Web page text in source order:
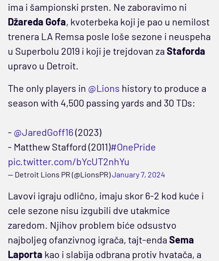
ima i šampionski prsten. Ne zaboravimo ni
Džareda Gofa, kvoterbeka koji je pao u nemilost
trenera LA Remsa posle loše sezone i neuspeha
u Superbolu 2019 i koji je trejdovan za Staforda
upravo u Detroit.
The only players in @Lions history to produce a
season with 4,500 passing yards and 30 TDs:
- @JaredGoff16(2023)
- Matthew Stafford (2011)#OnePride
pic.twitter.com/bYcUT2nhYu
— Detroit Lions PR (@LionsPR)January 7, 2024
Lavovi igraju odlično, imaju skor 6-2 kod kuće i
cele sezone nisu izgubili dve utakmice
zaredom. Njihov problem biće odsustvo
najboljeg ofanzivnog igrača, tajt-enda Sema
Laporta kao i slabija odbrana protiv hvatača, a